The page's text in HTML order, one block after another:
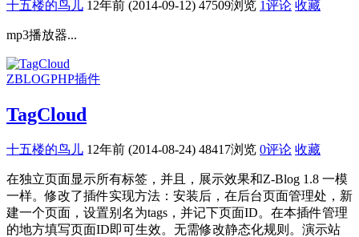
十五楼的鸟儿 12年前 (2014-09-12) 47509浏览 1评论 收藏
mp3播放器...
ZBLOGPHP插件
TagCloud
十五楼的鸟儿 12年前 (2014-08-24) 48417浏览 0评论 收藏
在独立页面显示所有标签，并且，展示效果和Z-Blog 1.8 一模
一样。修改了插件实现方法：安装后，在后台页面管理处，新
建一个页面，设置别名为tags，并记下页面ID。在本插件管理
的地方填写页面ID即可生效。无需修改静态化规则。演示站